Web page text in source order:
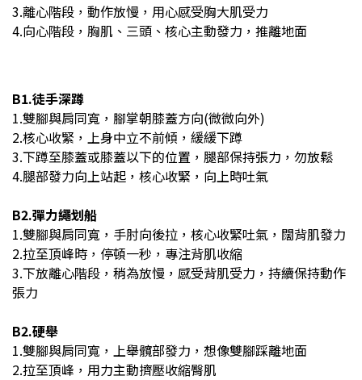
3.離心階段，動作放慢，用心感受胸大肌受力
4.向心階段，胸肌、三頭、核心主動發力，推離地面
B1.徒手深蹲
1.雙腳與肩同寬，腳掌朝膝蓋方向(微微向外)
2.核心收緊，上身中立不前傾，緩緩下蹲
3.下蹲至膝蓋或膝蓋以下的位置，腿部保持張力，勿放鬆
4.腿部發力向上站起，核心收緊，向上時吐氣
B2.彈力繩划船
1.雙腳與肩同寬，手肘向後拉，核心收緊吐氣，闊背肌發力
2.拉至頂峰時，停頓一秒，專注背肌收縮
3.下放離心階段，稍為放慢，感受背肌受力，持續保持動作
張力
B2.硬舉
1.雙腳與肩同寬，上舉髖部發力，想像雙腳踩離地面
2.拉至頂峰，用力主動擠壓收縮臀肌